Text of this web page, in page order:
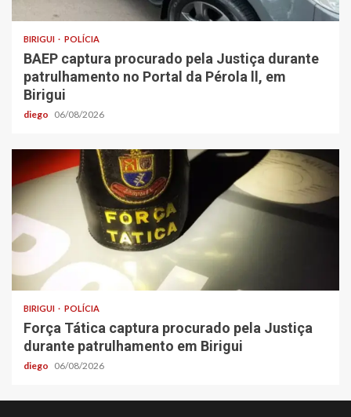
BIRIGUI POLÍCIA
BAEP captura procurado pela Justiça durante
patrulhamento no Portal da Pérola ll, em
Birigui
diego 06/08/2026
BIRIGUI POLÍCIA
Força Tática captura procurado pela Justiça
durante patrulhamento em Birigui
diego 06/08/2026